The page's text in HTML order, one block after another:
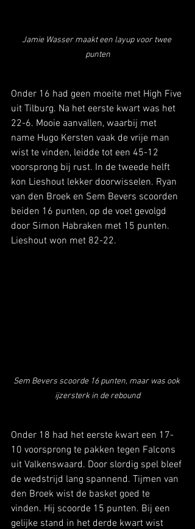
Jamie Wasser maakt een layup voor twee
punten
Onder 16 had geen moeite met High Five
uit Tilburg. Na het eerste kwart was het
22-6. Mooie aanvallen, waarbij met
name Hugo Kersten vaak de vrije man
wist te vinden, leidde tot een 45-12
voorsprong bij rust. In de tweede helft
kon Lieshout lekker doorwisselen. Ryan
van den Broek en Sem Bevers scoorden
beiden 16 punten, op de voet gevolgd
door Simon Habraken met 15 punten.
Lieshout won met 82-22.
Sem Bevers scoorde 16 punten, maar was ook
ijzersterk in de rebound
Onder 18 had het eerste kwart een 17-
10 voorsprong te pakken tegen Falcons
uit Valkenswaard. Door slordig spel bleef
de wedstrijd lang spannend. Tijmen van
den Broek wist de basket goed te
vinden. Hij scoorde 15 punten. Bij een
gelijke stand in het derde kwart wist